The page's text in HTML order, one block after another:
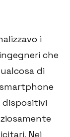
i
che
di
dispositivi
Nei